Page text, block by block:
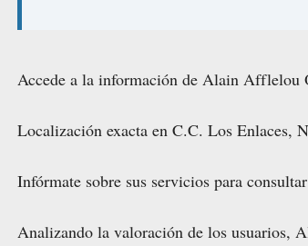
Accede a la información de Alain Afflelou
Localización exacta en C.C. Los Enlaces,
Infórmate sobre sus servicios para
Analizando la valoración de los usuarios,